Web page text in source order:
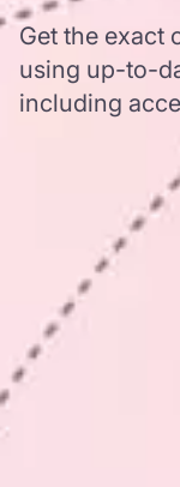
Get the exact
using up-to-
including